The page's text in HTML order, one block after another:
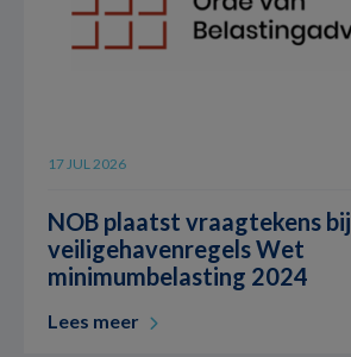
17 JUL 2026
NOB plaatst vraagtekens bij
veiligehavenregels Wet
minimumbelasting 2024
Lees meer